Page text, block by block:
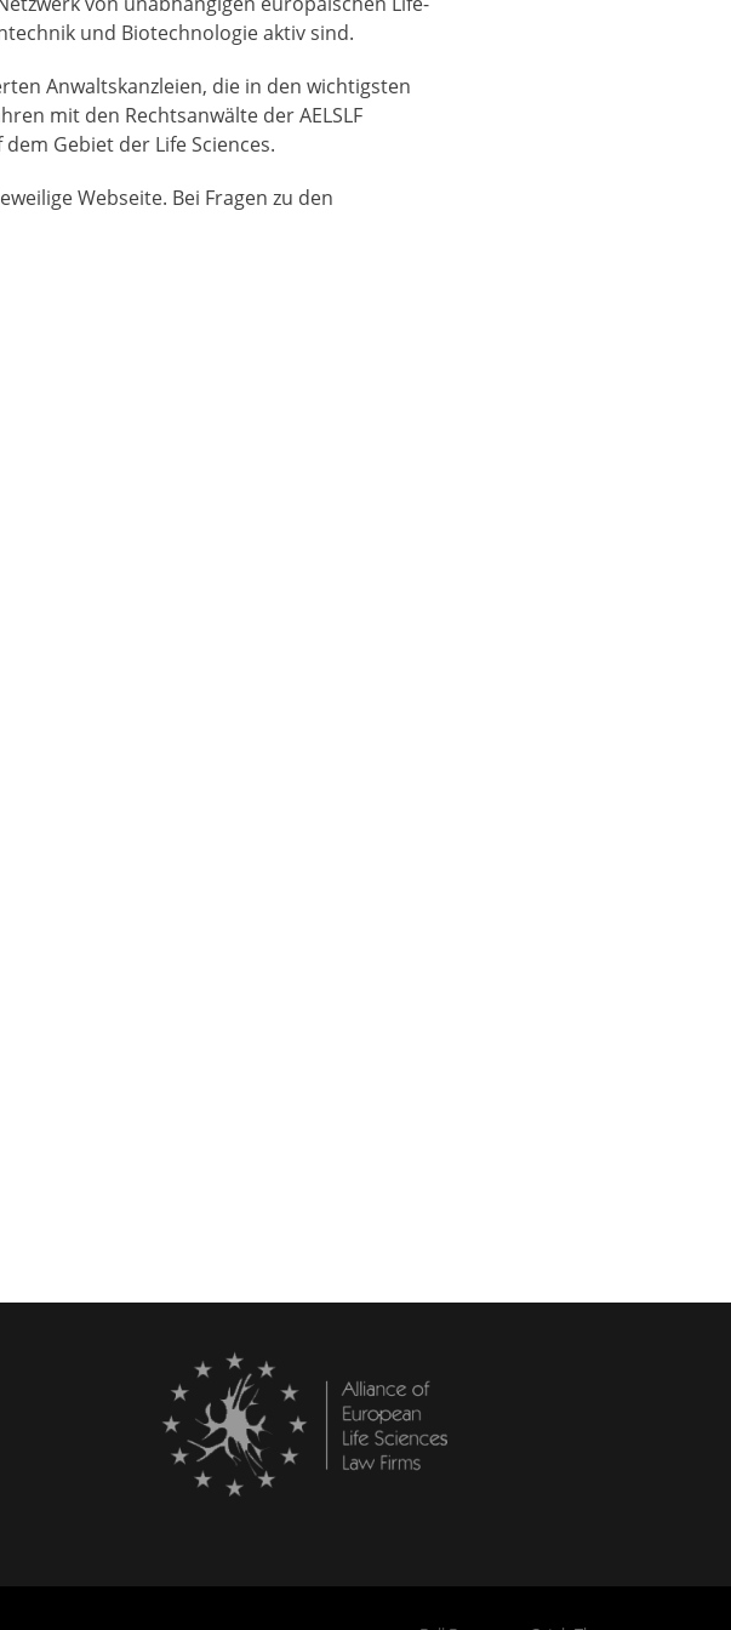
und Biotechnologie aktiv sind.
Anwaltskanzleien, die in den wichtigsten
mit den Rechtsanwälte der AELSLF
Gebiet der Life Sciences.
Webseite. Bei Fragen zu den